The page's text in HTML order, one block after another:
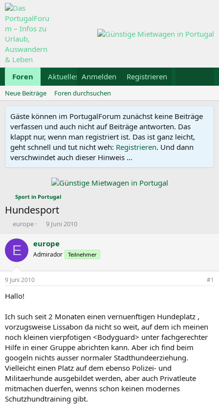
Foren Aktuelles Galerie Kalender
Anmelden Registrieren
Neue Beiträge Foren durchsuchen
Gäste können im PortugalForum zunächst keine Beiträge
verfassen und auch nicht auf Beiträge antworten. Das
klappt nur, wenn man registriert ist. Das ist ganz leicht,
geht schnell und tut nicht weh: Registrieren. Und dann
verschwindet auch dieser Hinweis ...
Sport in Portugal
Hundesport
E
s
e
r
europe
E
s
t
e
t
9 Juni 2010
E europe
Admirador Teilnehmer
9 Juni 2010 #1
Hallo!
Ich such seit 2 Monaten einen vernuenftigen Hundeplatz ,
vorzugsweise Lissabon da nicht so weit, auf dem ich meinen
noch kleinen vierpfotigen <Bodyguard> unter fachgerechter
Hilfe in einer Gruppe abrichten kann. Aber ich find beim
googeln nichts ausser normaler Stadthundeerziehung.
Vielleicht einen Platz auf dem ebenso Polizei- und
Militaerhunde ausgebildet werden, aber auch Privatleute
mitmachen duerfen, wenns schon keinen modernes
Schutzhundtraining gibt.